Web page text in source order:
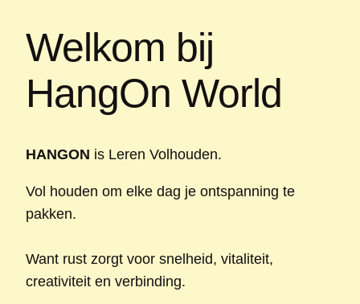
Welkom bij
HangOn World
HANGON is Leren Volhouden.
Vol houden om elke dag je ontspanning te
pakken.
Want rust zorgt voor snelheid, vitaliteit,
creativiteit en verbinding.